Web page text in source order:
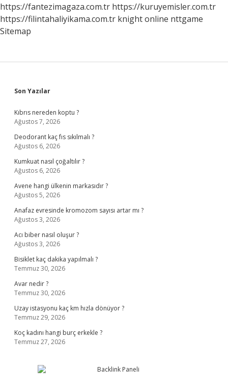
https://fantezimagaza.com.tr https://kuruyemisler.com.tr
https://filintahaliyikama.com.tr knight online nttgame
Sitemap
Sidebar
Son Yazılar
Kıbrıs nereden koptu ?
Ağustos 7, 2026
Deodorant kaç fıs sıkılmalı ?
Ağustos 6, 2026
Kumkuat nasıl çoğaltılır ?
Ağustos 6, 2026
Avene hangi ülkenin markasıdır ?
Ağustos 5, 2026
Anafaz evresinde kromozom sayısı artar mı ?
Ağustos 3, 2026
Acı biber nasıl oluşur ?
Ağustos 3, 2026
Bisiklet kaç dakika yapılmalı ?
Temmuz 30, 2026
Avar nedir ?
Temmuz 30, 2026
Uzay istasyonu kaç km hızla dönüyor ?
Temmuz 29, 2026
Koç kadını hangi burç erkekle ?
Temmuz 27, 2026